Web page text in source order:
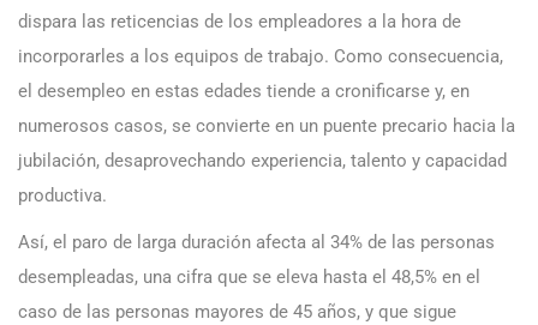
dispara las reticencias de los empleadores a la hora de
incorporarles a los equipos de trabajo. Como consecuencia,
el desempleo en estas edades tiende a cronificarse y, en
numerosos casos, se convierte en un puente precario hacia la
jubilación, desaprovechando experiencia, talento y capacidad
productiva.
Así, el paro de larga duración afecta al 34% de las personas
desempleadas, una cifra que se eleva hasta el 48,5% en el
caso de las personas mayores de 45 años, y que sigue